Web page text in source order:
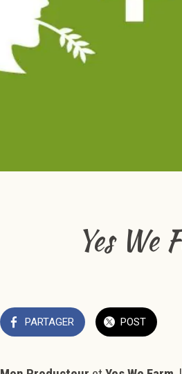
Yes We
PARTAGER POST